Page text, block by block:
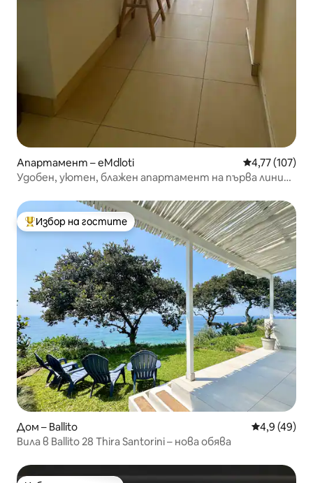
Апартамент – eMdloti Средна
4,77 (107)
Удобен, уютен, блажен апартамент на първа линия
Най-популярен избор на гостите
Избор на гостите
Дом – Ballito Средна
4,9 (49)
Вила в Ballito 28 Thira Santorini – нова обява